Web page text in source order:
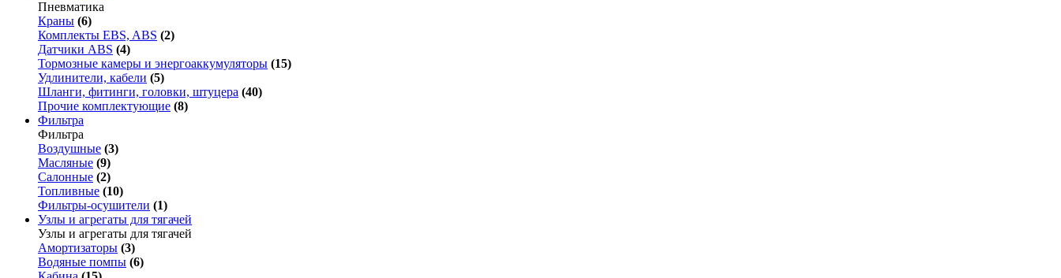
Пневматика
Краны (6)
Комплекты EBS, ABS (2)
Датчики ABS (4)
Тормозные камеры и энергоаккумуляторы (15)
Удлинители, кабели (5)
Шланги, фитинги, головки, штуцера (40)
Прочие комплектующие (8)
Фильтра
Фильтра
Воздушные (3)
Масляные (9)
Салонные (2)
Топливные (10)
Фильтры-осушители (1)
Узлы и агрегаты для тягачей
Узлы и агрегаты для тягачей
Амортизаторы (3)
Водяные помпы (6)